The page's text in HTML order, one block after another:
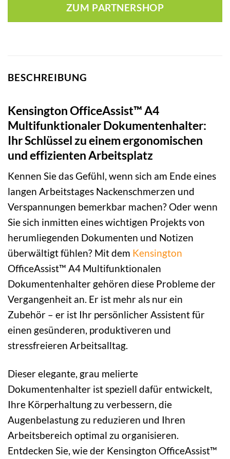
ZUM PARTNERSHOP
BESCHREIBUNG
Kensington OfficeAssist™ A4
Multifunktionaler Dokumentenhalter:
Ihr Schlüssel zu einem ergonomischen
und effizienten Arbeitsplatz
Kennen Sie das Gefühl, wenn sich am Ende eines
langen Arbeitstages Nackenschmerzen und
Verspannungen bemerkbar machen? Oder wenn
Sie sich inmitten eines wichtigen Projekts von
herumliegenden Dokumenten und Notizen
überwältigt fühlen? Mit dem Kensington
OfficeAssist™ A4 Multifunktionalen
Dokumentenhalter gehören diese Probleme der
Vergangenheit an. Er ist mehr als nur ein
Zubehör – er ist Ihr persönlicher Assistent für
einen gesünderen, produktiveren und
stressfreieren Arbeitsalltag.
Dieser elegante, grau melierte
Dokumentenhalter ist speziell dafür entwickelt,
Ihre Körperhaltung zu verbessern, die
Augenbelastung zu reduzieren und Ihren
Arbeitsbereich optimal zu organisieren.
Entdecken Sie, wie der Kensington OfficeAssist™